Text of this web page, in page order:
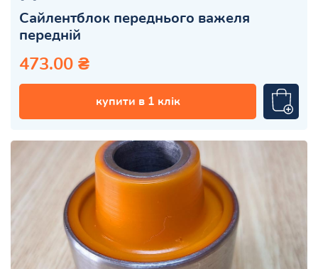
Сайлентблок переднього важеля
передній
473.00 ₴
купити в 1 клік